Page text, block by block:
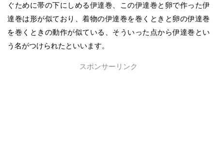
ぐために帯の下にしめる伊達巻、この伊達巻と卵で作った伊
達巻は形が似ており、着物の伊達巻を巻くときと卵の伊達巻
を巻くときの動作が似ている、そういった点から伊達巻とい
う名がつけられたといいます。
スポンサーリンク